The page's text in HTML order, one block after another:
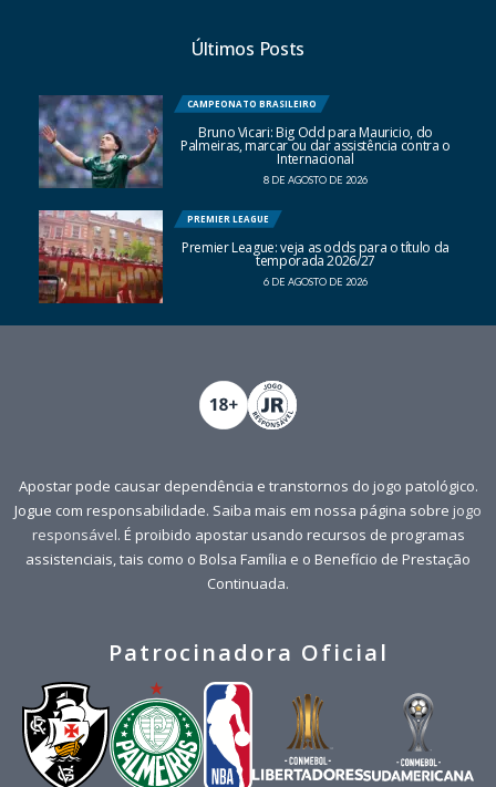
Últimos Posts
CAMPEONATO BRASILEIRO
Bruno Vicari: Big Odd para Mauricio, do
Palmeiras, marcar ou dar assistência contra o
Internacional
8 DE AGOSTO DE 2026
PREMIER LEAGUE
Premier League: veja as odds para o título da
temporada 2026/27
6 DE AGOSTO DE 2026
Apostar pode causar dependência e transtornos do jogo patológico.
Jogue com responsabilidade. Saiba mais em nossa página sobre jogo
responsável. É proibido apostar usando recursos de programas
assistenciais, tais como o Bolsa Família e o Benefício de Prestação
Continuada.
Patrocinadora Oficial